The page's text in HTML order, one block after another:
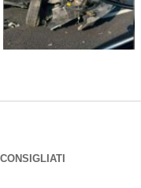
CONSIGLIATI